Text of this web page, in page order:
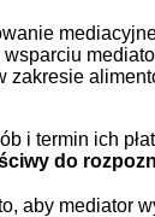
i termin ich
do
aby mediator